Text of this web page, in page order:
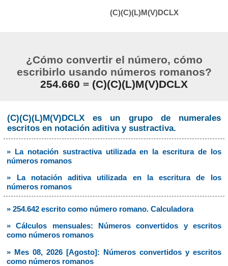
(C)(C)(L)M(V)DCLX
¿Cómo convertir el número, cómo
escribirlo usando números romanos?
254.660 = (C)(C)(L)M(V)DCLX
(C)(C)(L)M(V)DCLX es un grupo de numerales
escritos en notación aditiva y sustractiva.
» La notación sustractiva utilizada en la escritura de los
números romanos
» La notación aditiva utilizada en la escritura de los
números romanos
» 254.642 escrito como número romano. Calculadora
» Cálculos mensuales: Números convertidos y escritos
como números romanos
» Mes 08, 2026 [Agosto]: Números convertidos y escritos
como números romanos